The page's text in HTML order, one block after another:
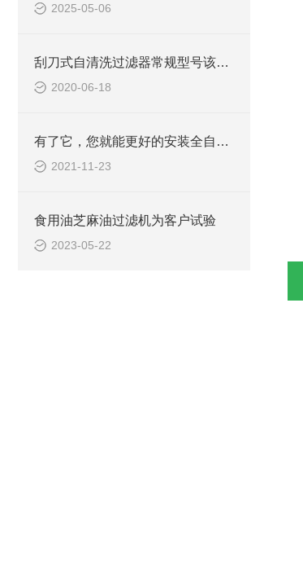
2025-05-06
刮刀式自清洗过滤器常规型号该如何选型？
2020-06-18
有了它，您就能更好的安装全自动反冲洗过滤器
2021-11-23
食用油芝麻油过滤机为客户试验
2023-05-22